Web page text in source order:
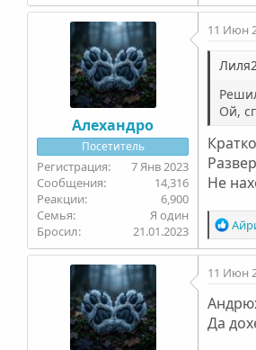
а
к
и
:
Алехандро
Посетитель
7 Янв 2023
14,316
6,900
Семья
Я один
Бросил
21.01.2023
11 Июн
Ой,
Не
Р
е
а
к
и
и
11 Июн
Да